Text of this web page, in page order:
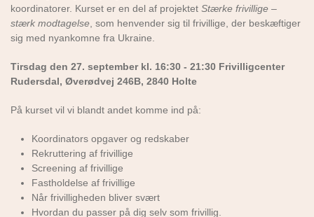
koordinatorer. Kurset er en del af projektet Stærke frivillige –
stærk modtagelse , som henvender sig til frivillige, der beskæftiger
sig med nyankomne fra Ukraine.
Tirsdag den 27. september kl. 16:30 - 21:30 Frivilligcenter
Rudersdal, Øverødvej 246B, 2840 Holte
På kurset vil vi blandt andet komme ind på:
Koordinators opgaver og redskaber
Rekruttering af frivillige
Screening af frivillige
Fastholdelse af frivillige
Når frivilligheden bliver svært
Hvordan du passer på dig selv som frivillig.